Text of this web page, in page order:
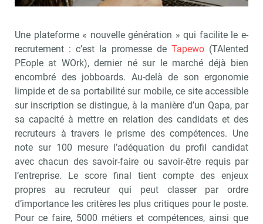
Une plateforme « nouvelle génération » qui facilite le e-
recrutement : c’est la promesse de Tapewo (TAlented
PEople at WOrk), dernier né sur le marché déjà bien
encombré des jobboards. Au-delà de son ergonomie
limpide et de sa portabilité sur mobile, ce site accessible
sur inscription se distingue, à la manière d’un Qapa, par
sa capacité à mettre en relation des candidats et des
recruteurs à travers le prisme des compétences. Une
note sur 100 mesure l’adéquation du profil candidat
avec chacun des savoir-faire ou savoir-être requis par
l’entreprise. Le score final tient compte des enjeux
propres au recruteur qui peut classer par ordre
d’importance les critères les plus critiques pour le poste.
Pour ce faire, 5000 métiers et compétences, ainsi que